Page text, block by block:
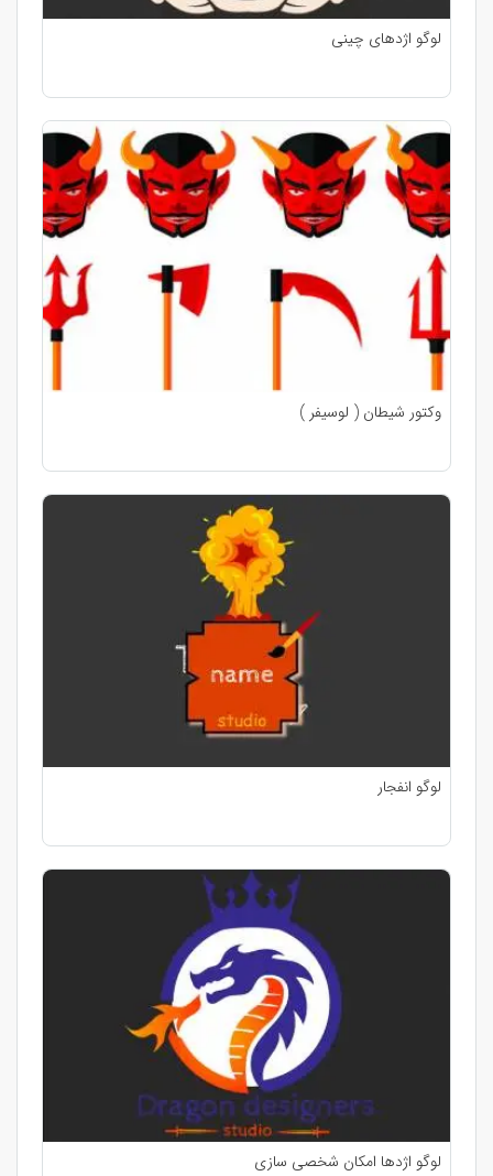
لوگو اژدهای چینی
وکتور شیطان ( لوسیفر )
لوگو انفجار
لوگو اژدها امکان شخصی سازی